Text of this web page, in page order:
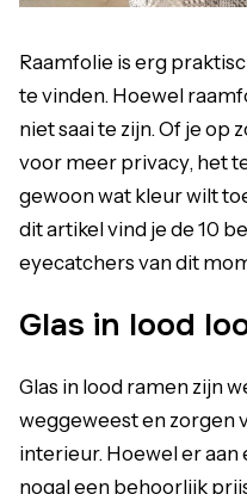
Raamfolie is erg
te vinden. Hoewel
niet saai te zijn. Of je op
voor meer privacy, het
gewoon wat kleur wilt
dit artikel vind je de 10
eyecatchers van dit
Glas in lood
Glas in lood ramen zijn
weggeweest en zorgen
interieur. Hoewel er aan
nogal een behoorlijk